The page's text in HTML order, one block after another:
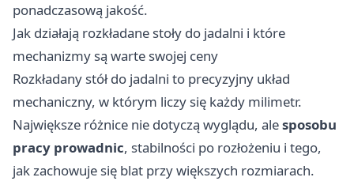
ponadczasową jakość.
Jak działają rozkładane stoły do jadalni i które
mechanizmy są warte swojej ceny
Rozkładany stół do jadalni to precyzyjny układ
mechaniczny, w którym liczy się każdy milimetr.
Największe różnice nie dotyczą wyglądu, alesposobu
pracy prowadnic, stabilności po rozłożeniu i tego,
jak zachowuje się blat przy większych rozmiarach.